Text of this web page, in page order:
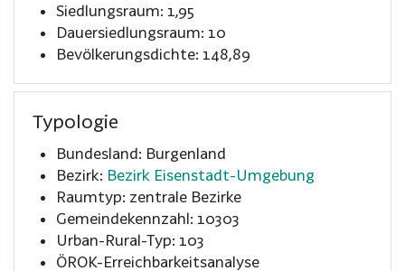
Siedlungsraum: 1,95
Dauersiedlungsraum: 10
Bevölkerungsdichte: 148,89
Typologie
Bundesland: Burgenland
Bezirk: Bezirk Eisenstadt-Umgebung
Raumtyp: zentrale Bezirke
Gemeindekennzahl: 10303
Urban-Rural-Typ: 103
ÖROK-Erreichbarkeitsanalyse